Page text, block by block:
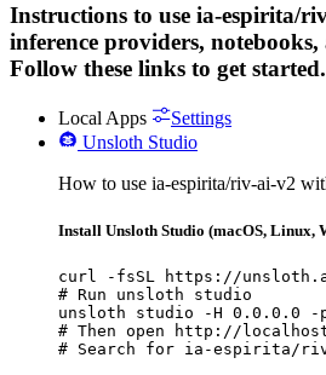
Instructions to use ia-espirita/
inference providers,
Follow these links to get started.
Local Apps
Settings
Unsloth Studio
How to use ia-espirita/riv-ai-v2
Install Unsloth Studio (macOS, Linux,
curl -fsSL https://
# Run unsloth studio
unsloth studio -H 0.0.0.0 -p
# Then open http://
# Search for ia-espirita/